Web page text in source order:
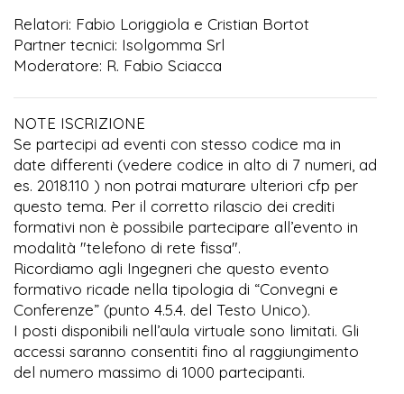
Relatori: Fabio Loriggiola e Cristian Bortot
Partner tecnici: Isolgomma Srl
Moderatore: R. Fabio Sciacca
NOTE ISCRIZIONE
Se partecipi ad eventi con stesso codice ma in
date differenti (vedere codice in alto di 7 numeri, ad
es. 2018.110 ) non potrai maturare ulteriori cfp per
questo tema. Per il corretto rilascio dei crediti
formativi non è possibile partecipare all’evento in
modalità "telefono di rete fissa".
Ricordiamo agli Ingegneri che questo evento
formativo ricade nella tipologia di “Convegni e
Conferenze” (punto 4.5.4. del Testo Unico).
I posti disponibili nell’aula virtuale sono limitati. Gli
accessi saranno consentiti fino al raggiungimento
del numero massimo di 1000 partecipanti.